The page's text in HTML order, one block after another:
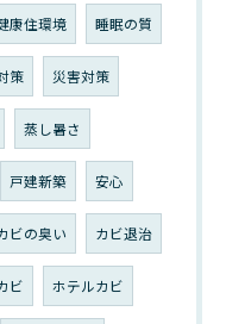
康住環境 睡眠の質
策 災害対策
蒸し暑さ
戸建新築 安心
ビの臭い カビ退治
ビ ホテルカビ